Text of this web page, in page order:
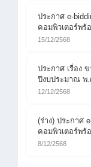
ประกาศ e-
คอมพิวเตอร์พร้
15/12/2568
ประกาศ เรื่อง
ปีงบประมาณ พ
12/12/2568
(ร่าง) ประกาศ
คอมพิวเตอร์พร้
8/12/2568